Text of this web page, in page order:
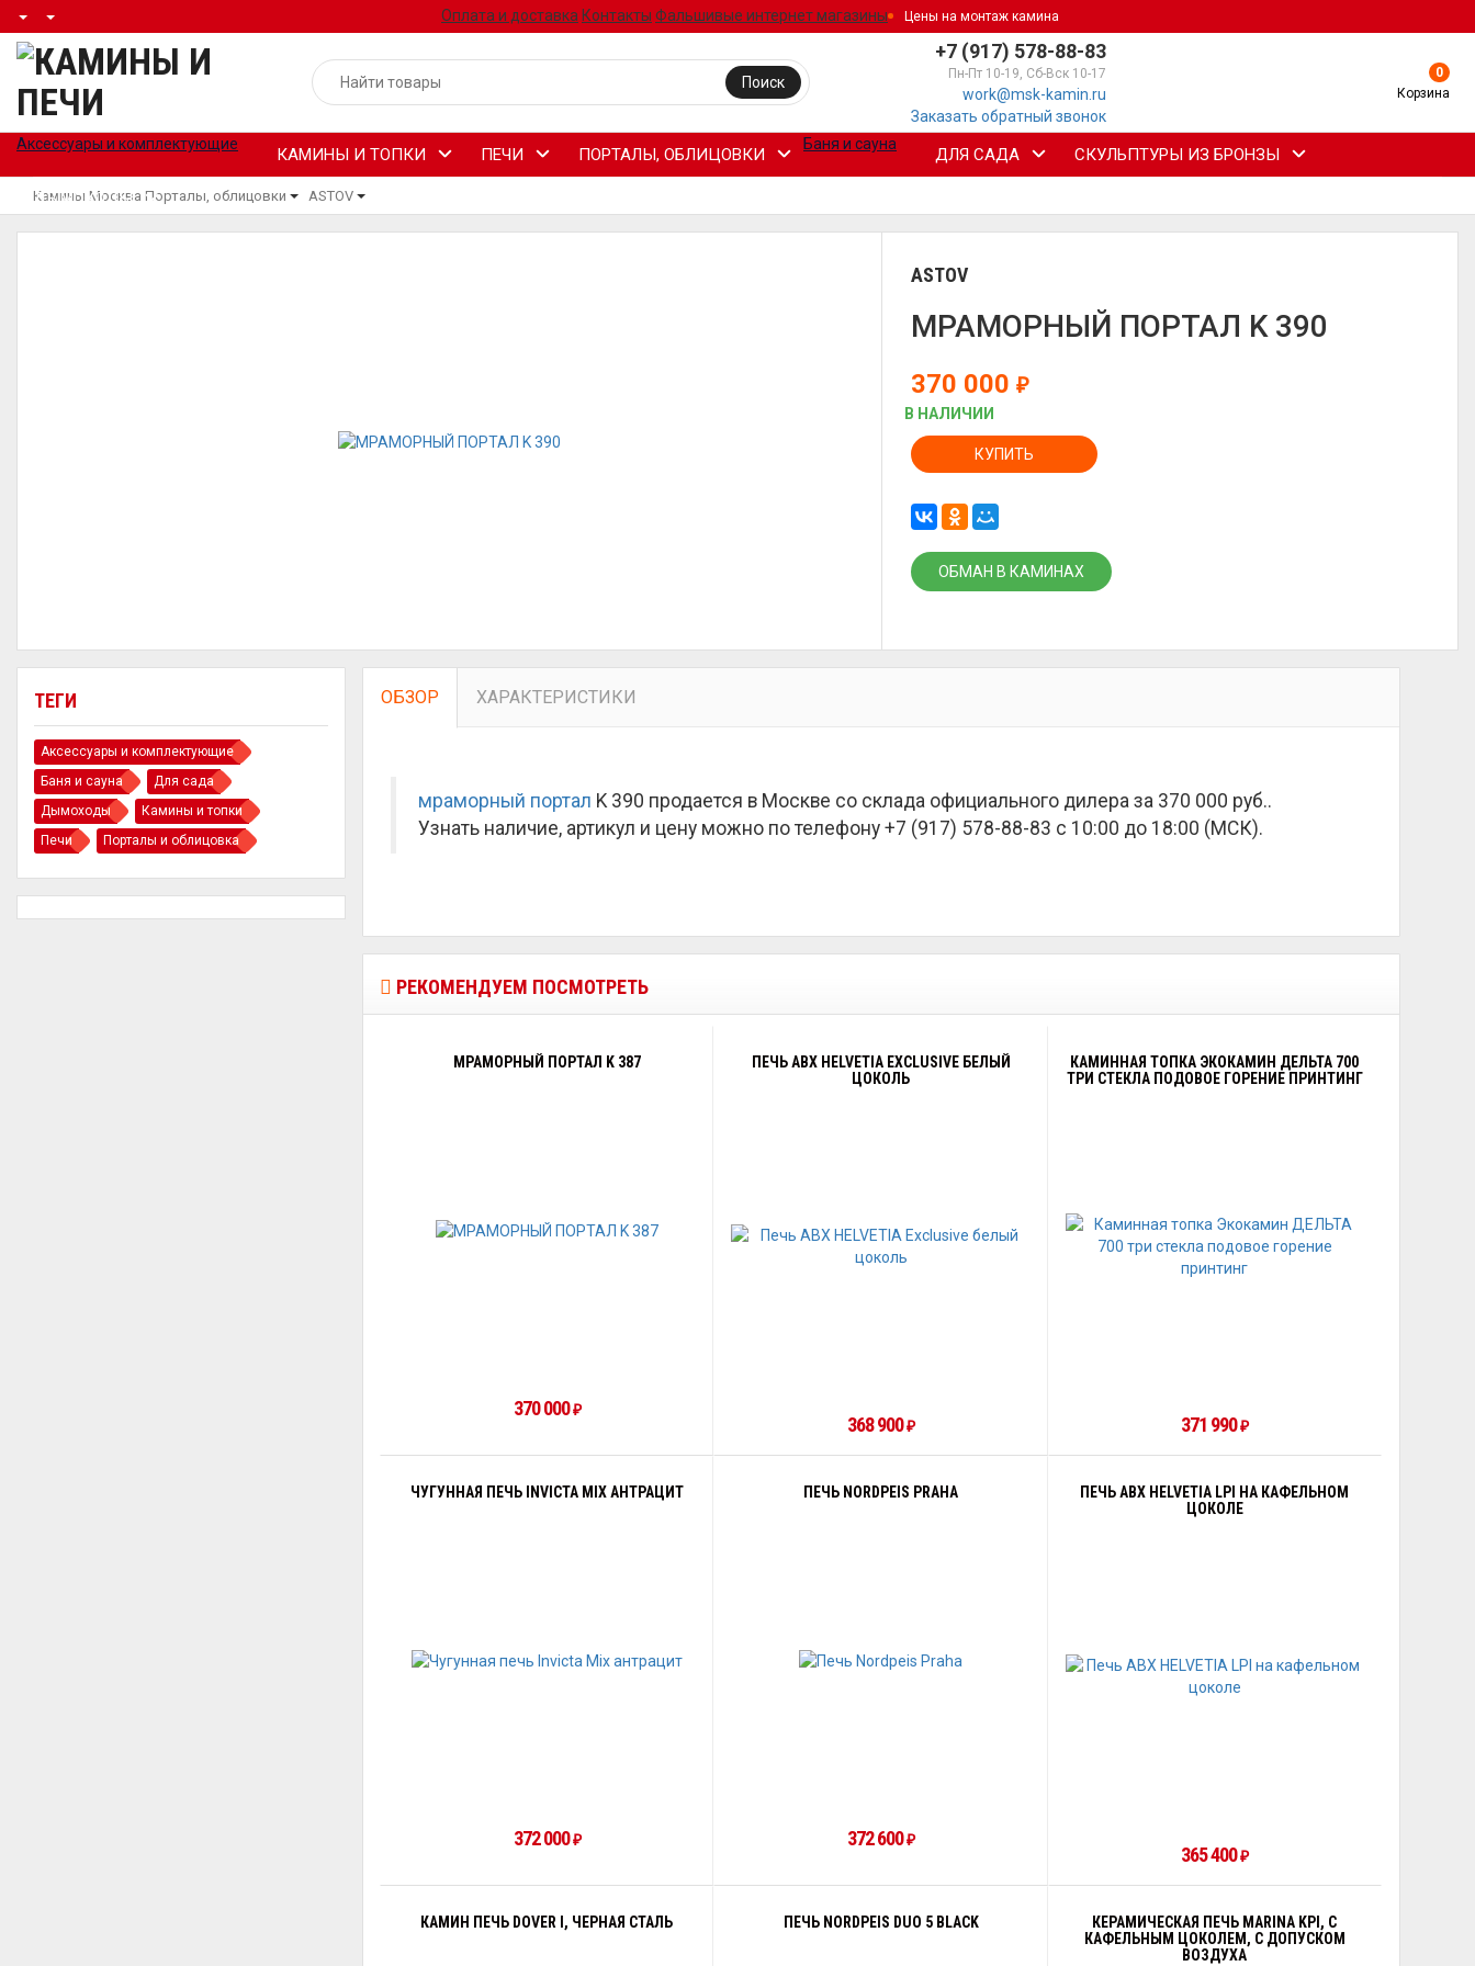
Оплата и доставка Контакты Фальшивые интернет магазины Цены на монтаж камина
+7 (917) 578-88-83
Пн-Пт 10-19, Сб-Вск 10-17
work@msk-kamin.ru
Заказать обратный звонок
Поиск
0
Корзина
Аксессуары и комплектующие
КАМИНЫ И ТОПКИ ПЕЧИ ПОРТАЛЫ, ОБЛИЦОВКИ
Баня и сауна
ДЛЯ САДА СКУЛЬПТУРЫ ИЗ БРОНЗЫ
ДЫМОХОДЫ
Камины Москва Порталы, облицовки ASTOV
ASTOV
МРАМОРНЫЙ ПОРТАЛ K 390
370 000₽
В НАЛИЧИИ
КУПИТЬ
ОБМАН В КАМИНАХ
ТЕГИ
Аксессуары и комплектующие
Баня и сауна
Для сада
Дымоходы
Камины и топки
Печи
Порталы и облицовка
ОБЗОР ХАРАКТЕРИСТИКИ
мраморный портал K 390 продается в Москве со склада официального дилера за 370 000 руб..
Узнать наличие, артикул и цену можно по телефону +7 (917) 578-88-83 с 10:00 до 18:00 (МСК).
РЕКОМЕНДУЕМ ПОСМОТРЕТЬ
МРАМОРНЫЙ ПОРТАЛ K 387
370 000 ₽
ПЕЧЬ ABX HELVETIA EXCLUSIVE БЕЛЫЙ
ЦОКОЛЬ
368 900₽
КАМИННАЯ ТОПКА ЭКОКАМИН ДЕЛЬТА 700
ТРИ СТЕКЛА ПОДОВОЕ ГОРЕНИЕ ПРИНТИНГ
371 990₽
ЧУГУННАЯ ПЕЧЬ INVICTA MIX АНТРАЦИТ
372 000 ₽
ПЕЧЬ NORDPEIS PRAHA
372 600₽
ПЕЧЬ ABX HELVETIA LPI НА КАФЕЛЬНОМ
ЦОКОЛЕ
365 400₽
КАМИН ПЕЧЬ DOVER I, ЧЕРНАЯ СТАЛЬ ПЕЧЬ NORDPEIS DUO 5 BLACK
КЕРАМИЧЕСКАЯ ПЕЧЬ MARINA KPI, С
КАФЕЛЬНЫМ ЦОКОЛЕМ, С ДОПУСКОМ
ВОЗДУХА